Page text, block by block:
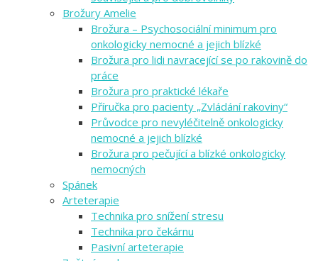
Brožury Amelie
Brožura – Psychosociální minimum pro
onkologicky nemocné a jejich blízké
Brožura pro lidi navracející se po rakovině do
práce
Brožura pro praktické lékaře
Příručka pro pacienty „Zvládání rakoviny“
Průvodce pro nevyléčitelně onkologicky
nemocné a jejich blízké
Brožura pro pečující a blízké onkologicky
nemocných
Spánek
Arteterapie
Technika pro snížení stresu
Technika pro čekárnu
Pasivní arteterapie